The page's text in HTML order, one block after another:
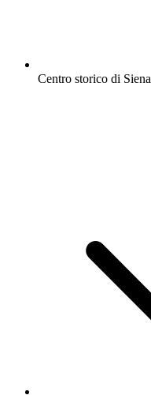
Centro storico di Siena